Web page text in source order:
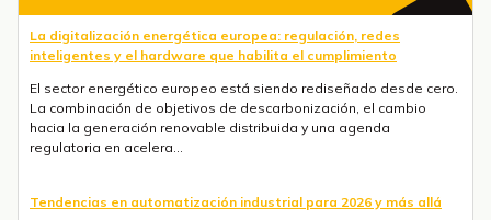
La digitalización energética europea: regulación, redes
inteligentes y el hardware que habilita el cumplimiento
El sector energético europeo está siendo rediseñado desde cero.
La combinación de objetivos de descarbonización, el cambio
hacia la generación renovable distribuida y una agenda
regulatoria en acelera...
Tendencias en automatización industrial para 2026 y más allá